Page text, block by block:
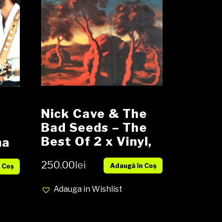
Nick Cave & The
Bad Seeds – The
Best Of 2 x Vinyl,
LP, Compilation,
media NM cover
NM
250.00 lei Adaugă în Coș
Adauga in Wishlist